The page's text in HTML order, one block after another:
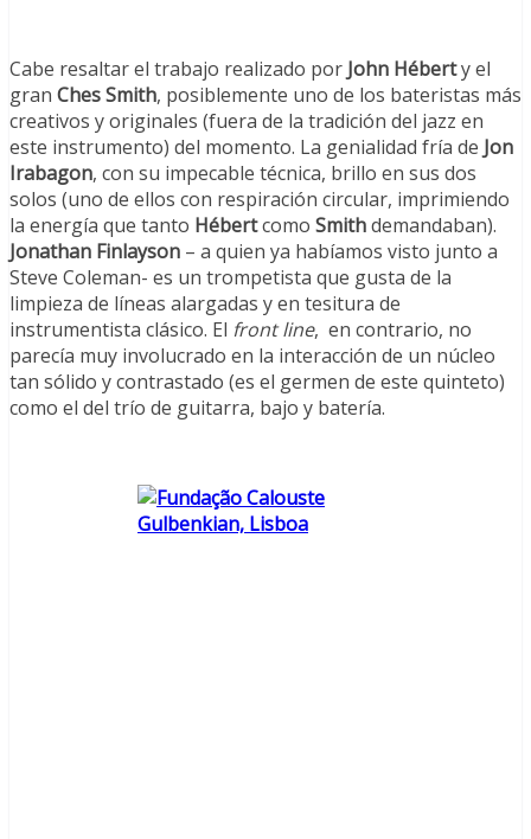
Cabe resaltar el trabajo realizado por John Héberty el
gran Ches Smith, posiblemente uno de los bateristas más
creativos y originales (fuera de la tradición del jazz en
este instrumento) del momento. La genialidad fría de Jon
Irabagon, con su impecable técnica, brillo en sus dos
solos (uno de ellos con respiración circular, imprimiendo
la energía que tanto Hébertcomo Smithdemandaban).
Jonathan Finlayson – a quien ya habíamos visto junto a
Steve Coleman- es un trompetista que gusta de la
limpieza de líneas alargadas y en tesitura de
instrumentista clásico. El front line, en contrario, no
parecía muy involucrado en la interacción de un núcleo
tan sólido y contrastado (es el germen de este quinteto)
como el del trío de guitarra, bajo y batería.